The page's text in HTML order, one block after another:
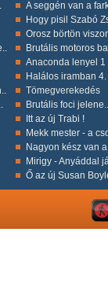
A seggén van a
Hogy pisil Szabó
Orosz börtön
Brutális motoros
Anaconda lenyel 1
Halálos iramban 4.
Tömegverekedés
Brutális foci jelene..
Itt az új Trabi !
Mekk mester - a
Nagyon kész van
Mirigy - Anyáddal
Ő az új Susan